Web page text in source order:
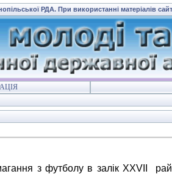
РДА. При використанні матеріалів
з футболу в залік ХХVІІ